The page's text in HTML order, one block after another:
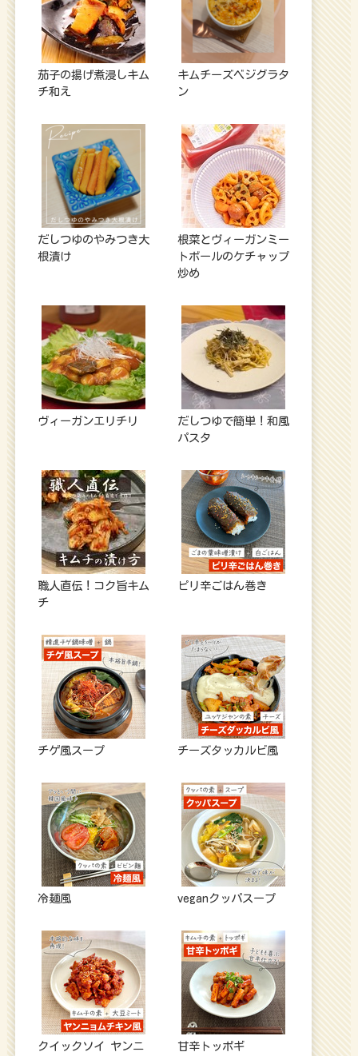
茄子の揚げ煮浸しキム
チ和え
キムチーズベジグラタ
ン
だしつゆのやみつき大
根漬け
根菜とヴィーガンミー
トボールのケチャップ
炒め
ヴィーガンエリチリ
だしつゆで簡単！和風
パスタ
職人直伝！コク旨キム
チ
ピリ辛ごはん巻き
チゲ風スープ チーズタッカルビ風
冷麺風 veganクッパスープ
クイックソイ ヤンニ
甘辛トッポギ